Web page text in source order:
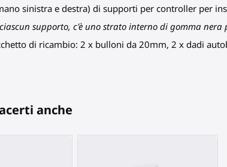
sinistra e destra) di supporti per controller per
supporto, c'è uno strato interno di gomma
di ricambio: 2 x bulloni da 20mm, 2 x dadi
anche